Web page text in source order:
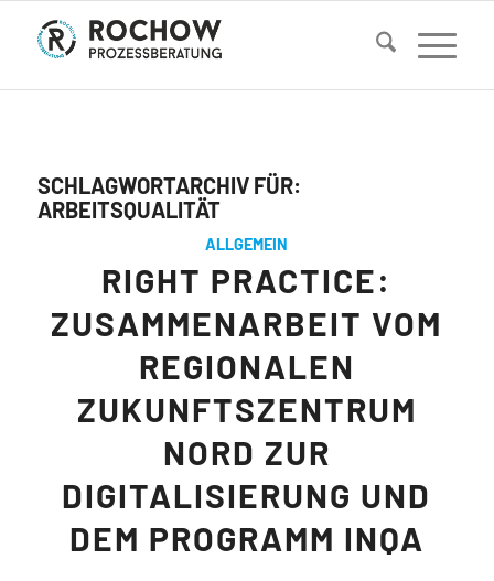
SCHLAGWORTARCHIV FÜR:
ARBEITSQUALITÄT
ALLGEMEIN
RIGHT PRACTICE:
ZUSAMMENARBEIT VOM
REGIONALEN
ZUKUNFTSZENTRUM
NORD ZUR
DIGITALISIERUNG UND
DEM PROGRAMM INQA